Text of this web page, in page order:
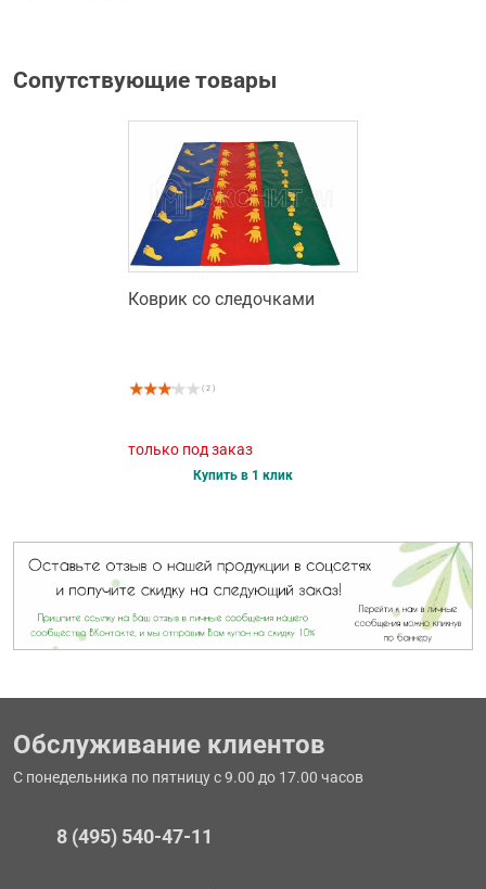
Сопутствующие товары
Коврик со следочками
( 2 )
только под заказ
Купить в 1 клик
Обслуживание клиентов
С понедельника по пятницу с 9.00 до 17.00 часов
8 (495) 540-47-11